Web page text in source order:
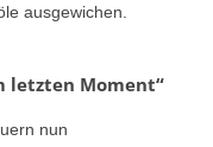
ausgewichen.
letzten Moment“
nun